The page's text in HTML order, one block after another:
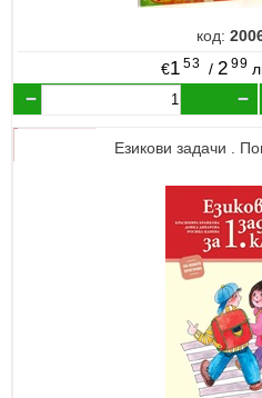
код:
€1 53 / 2 99
Езикови задачи .